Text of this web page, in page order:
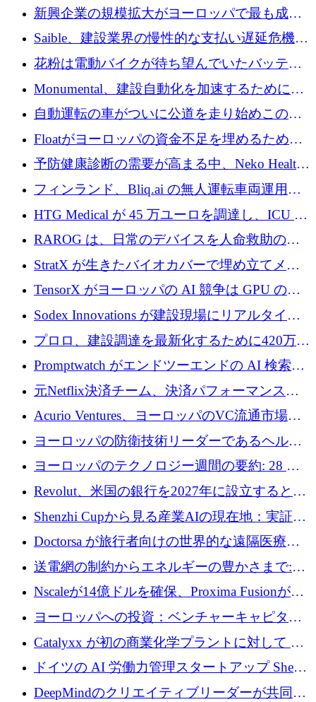
後、アムステルダムに根を張る
新興企業の規模拡大がヨーロッパで最も成功
した創業者を生み出す、アントラー氏が発見
Saible、建設業界の慢性的な支払い遅延危機に
対処するために 290 万ポンドを調達
花粉は電動バイクが待ち望んでいたバッテリ
ー交換ネットワークを構築している
Monumental、建設自動化を加速するためにシ
リーズ B で 3,200 万ドルを確保
自動運転の車がついに公道を走り始めこの国
が世界をリードしようとしている
Floatがヨーロッパの資金不足を埋めるために
シリーズAで450万ユーロを調達
予防健康診断の需要が高まる中、Neko Health
が 7 億ドルを調達
フィンランド、Bliq.ai の無人運転車両運用を
認可
HTG Medical が 45 万ユーロを調達し、ICU の
尿モニタリングを自動化するための MDR 認
証を獲得
RAROG は、日常のデバイスを人命救助の救
助ビーコンに変えるために 16 万 2,000 ユーロ
StratX が生きたバイオカバーで埋め立てメタ
ン対策に 119 万ドルを調達
TensorX がヨーロッパの AI 競争は GPU の所
有者によって決まると考える理由
Sodex Innovations が建設現場にリアルタイム
のインテリジェンスをもたらすために 400 万
ユーロを確保
プロロ、建設調達を最新化するために420万ポ
ンドを調達
Promptwatch がエンドツーエンドの AI 検索最
適化プラットフォームを拡張するために 600
万ユーロを調達
元Netflix決済チーム、決済パフォーマンスプ
ラットフォームNopanのためにこれまでに720
万ユーロを調達
Acurio Ventures、ヨーロッパのVC流通市場の
流動性を解放するために1億1,500万ユーロの
ファンドを立ち上げる
ヨーロッパの防衛技術リーダーであるヘルシ
ングは、180億ドルの評価額で18億ドルのシリ
ヨーロッパのテクノロジー週間の要約: 28 億
ユーロを超える 70 以上のテクノロジー資金調
Revolut、米国の銀行を2027年に設立すると米
国の社長が語る
Shenzhi Cupから見る産業AIの現在地：実証と
産業実装への道筋
Doctorsa が旅行者向けの世界的な遠隔医療プ
ラットフォームを拡大するために 100 万ユー
ロを調達
送電網の制約からエネルギーの豊かさまで:
Envision の Gobi X がヨーロッパの AI の未来
Nscaleが14億ドルを確保、Proxima Fusionが4
億1,100万ユーロを獲得、Invest EuropeはVCの
ヨーロッパへの投資：ベンチャーキャピタル
が過去2番目に高い水準に到達
Catalyxx が初の商業化学プラントに対して EU
から 2,000 万ユーロ以上の支援を獲得
ドイツの AI 労働力管理スタートアップ Sherpa
がプレシードで 220 万ドルを調達
DeepMindのクリエイティブリーダーが共同設